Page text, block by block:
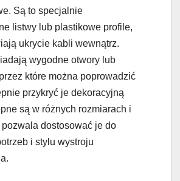
Są to specjalnie
listwy lub plastikowe profile,
ukrycie kabli wewnątrz.
wygodne otwory lub
które można poprowadzić
przykryć je dekoracyjną
są w różnych rozmiarach i
pozwala dostosować je do
i stylu wystroju